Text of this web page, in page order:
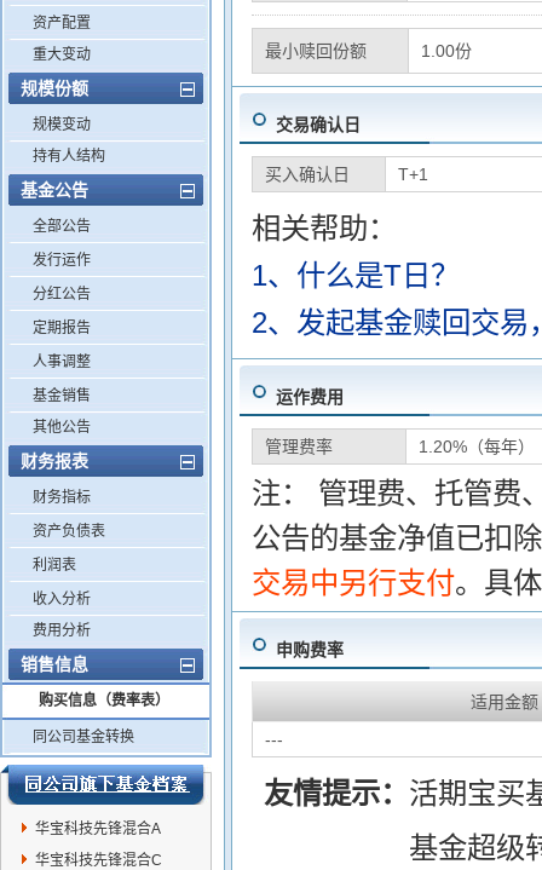
资产配置
重大变动
规模份额
规模变动
持有人结构
基金公告
全部公告
发行运作
分红公告
定期报告
人事调整
基金销售
其他公告
财务报表
财务指标
资产负债表
利润表
收入分析
费用分析
销售信息
购买信息（费率表）
同公司基金转换
华宝科技先锋混合A
华宝科技先锋混合C
最小赎回份额 1.00份
交易确认日
买入确认日 T+1
相关帮助：
1、什么是T日？
2、发起基金赎回交易
运作费用
管理费率 1.20%（每年）
注： 管理费、托管费
公告的基金净值已扣
交易中另行支付。具
申购费率
适用金额
---
友情提示： 活期宝买
基金超级